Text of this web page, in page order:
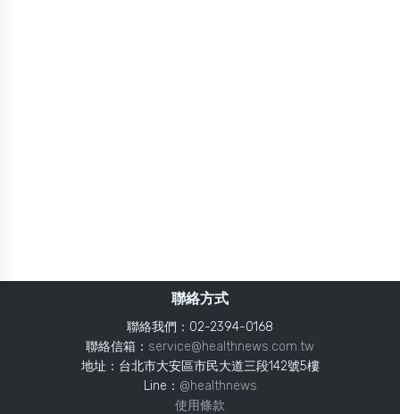
聯絡方式
聯絡我們：02-2394-0168
聯絡信箱： service@healthnews.com.tw
地址：台北市大安區市民大道三段142號5樓
Line： @healthnews
使用條款